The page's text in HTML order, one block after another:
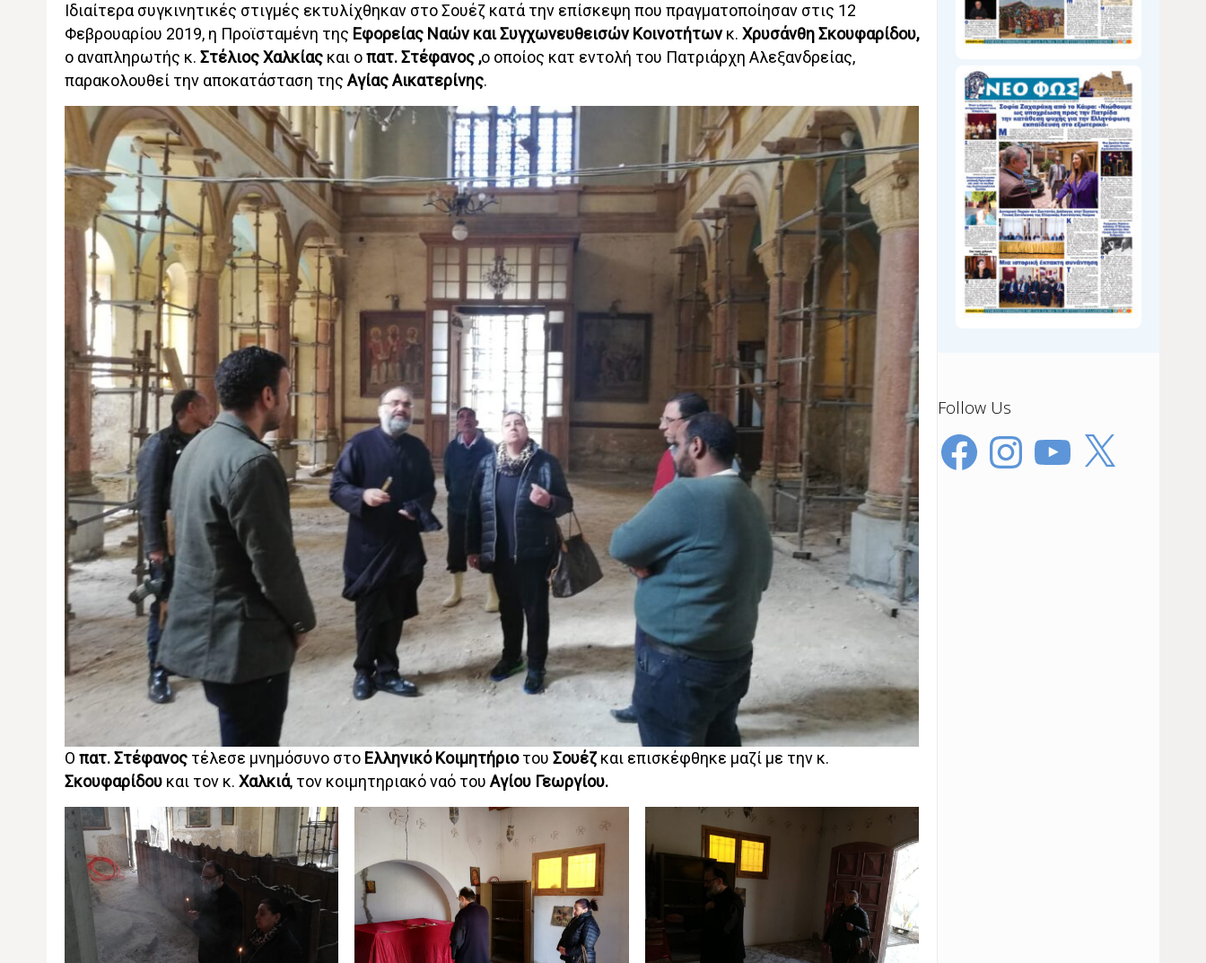
Ιδιαίτερα συγκινητικές στιγμές εκτυλίχθηκαν στο Σουέζ κατά την επίσκεψη που πραγματοποίησαν στις 12
Φεβρουαρίου 2019, η Προϊσταμένη της Εφορείας Ναών και Συγχωνευθεισών Κοινοτήτωνκ. Χρυσάνθη Σκουφαρίδου,
ο αναπληρωτής κ. Στέλιος Χαλκίαςκαι οπατ. Στέφανος ,ο οποίος κατ εντολή του Πατριάρχη Αλεξανδρείας,
παρακολουθεί την αποκατάσταση της Αγίας Αικατερίνης.
Ο πατ. Στέφανοςτέλεσε μνημόσυνο στο Ελληνικό Κοιμητήριοτου Σουέζκαι επισκέφθηκε μαζί με την κ.
Σκουφαρίδουκαι τον κ. Χαλκιά, τον κοιμητηριακό ναό του Αγίου Γεωργίου.
Follow Us
FacebookInstagramYouTube
X